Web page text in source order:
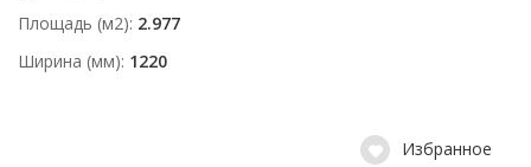
Площадь (м2) 2.977
Ширина (мм) 1220
Избранное